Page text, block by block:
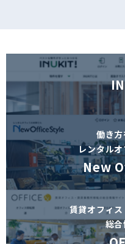
働き
レンタル
New
賃貸オフィ
総